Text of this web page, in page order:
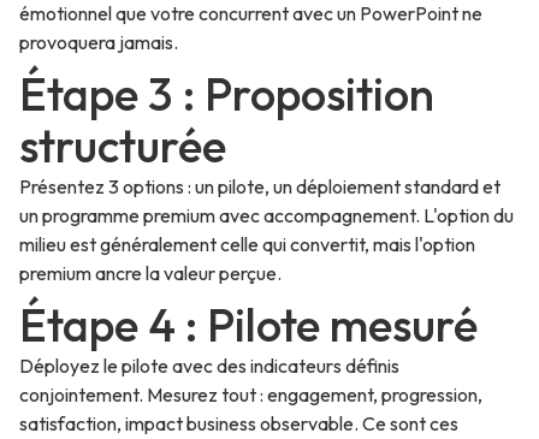
émotionnel que votre concurrent avec un PowerPoint ne
provoquera jamais.
Étape 3 : Proposition
structurée
Présentez 3 options : un pilote, un déploiement standard et
un programme premium avec accompagnement. L'option du
milieu est généralement celle qui convertit, mais l'option
premium ancre la valeur perçue.
Étape 4 : Pilote mesuré
Déployez le pilote avec des indicateurs définis
conjointement. Mesurez tout : engagement, progression,
satisfaction, impact business observable. Ce sont ces